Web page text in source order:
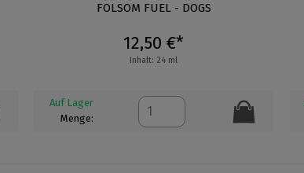
FOLSOM FUEL - DOGS
12,50 €*
Inhalt: 24 ml
Auf Lager
Menge: